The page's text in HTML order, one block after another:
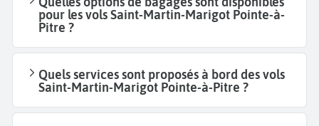
pour les vols Saint-Martin-Marigot Pointe-à-
Pitre ?
Quels services sont proposés à bord des vols
Saint-Martin-Marigot Pointe-à-Pitre ?